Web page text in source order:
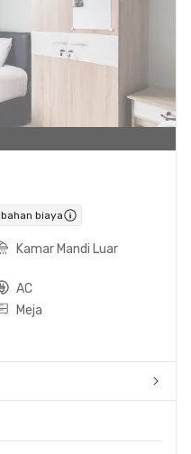
biaya
Kamar Mandi Luar
AC
Meja